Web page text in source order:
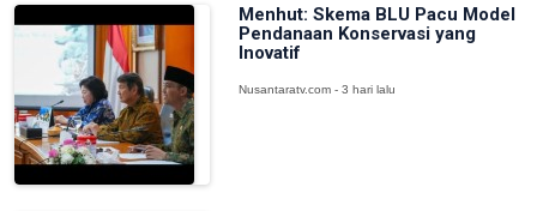
Menhut: Skema BLU Pacu Model
Pendanaan Konservasi yang
Inovatif
Nusantaratv.com - 3 hari lalu